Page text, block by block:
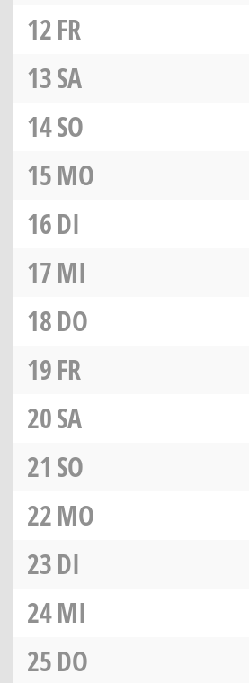
12FR
13SA
14SO
15MO
16DI
17MI
18DO
19FR
20SA
21 SO
22MO
23DI
24MI
25DO